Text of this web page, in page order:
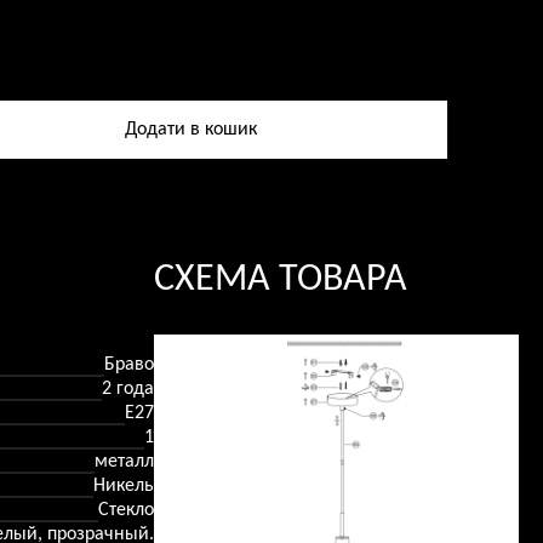
Додати в кошик
Браво
2 года
E27
1
металл
Никель
Стекло
прозрачный.
СХЕМА ТОВАРА